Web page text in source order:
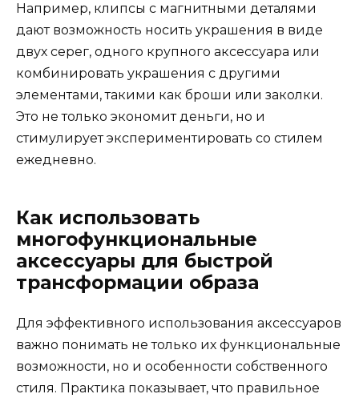
Например, клипсы с магнитными деталями
дают возможность носить украшения в виде
двух серег, одного крупного аксессуара или
комбинировать украшения с другими
элементами, такими как броши или заколки.
Это не только экономит деньги, но и
стимулирует экспериментировать со стилем
ежедневно.
Как использовать
многофункциональные
аксессуары для быстрой
трансформации образа
Для эффективного использования аксессуаров
важно понимать не только их функциональные
возможности, но и особенности собственного
стиля. Практика показывает, что правильное